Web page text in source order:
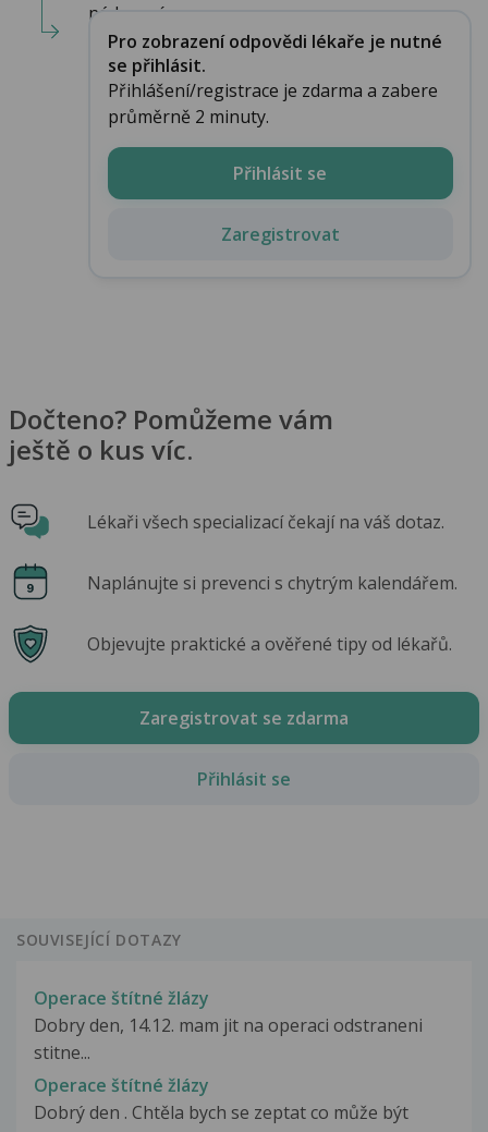
nádorové....
Pro zobrazení odpovědi lékaře je nutné
se přihlásit.
Přihlášení/registrace je zdarma a zabere
průměrně 2 minuty.
Přihlásit se
Zaregistrovat
Dočteno? Pomůžeme vám
ještě o kus víc.
Lékaři všech specializací čekají na váš dotaz.
Naplánujte si prevenci s chytrým kalendářem.
Objevujte praktické a ověřené tipy od lékařů.
Zaregistrovat se zdarma
Přihlásit se
SOUVISEJÍCÍ DOTAZY
Operace štítné žlázy
Dobry den, 14.12. mam jit na operaci odstraneni
stitne...
Operace štítné žlázy
Dobrý den . Chtěla bych se zeptat co může být